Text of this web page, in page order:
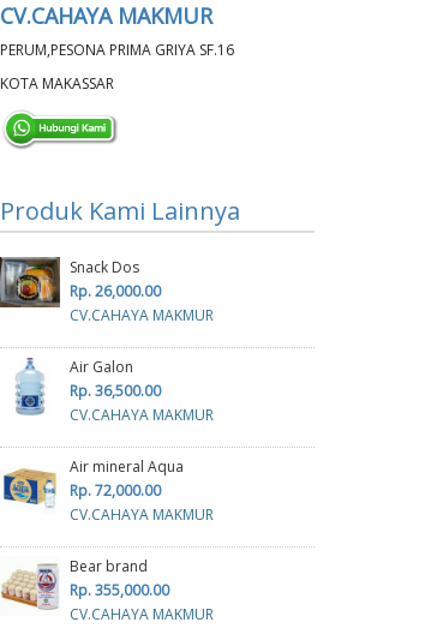
CV.CAHAYA MAKMUR
PERUM,PESONA PRIMA GRIYA SF.16
KOTA MAKASSAR
Produk Kami Lainnya
Snack Dos
Rp. 26,000.00
CV.CAHAYA MAKMUR
Air Galon
Rp. 36,500.00
CV.CAHAYA MAKMUR
Air mineral Aqua
Rp. 72,000.00
CV.CAHAYA MAKMUR
Bear brand
Rp. 355,000.00
CV.CAHAYA MAKMUR